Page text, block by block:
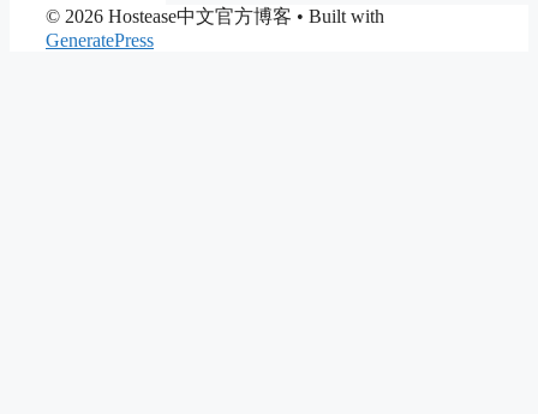
© 2026 Hostease中文官方博客 • Built with
GeneratePress